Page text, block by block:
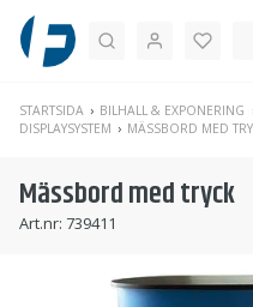
Sök
STARTSIDA BILHALL & EXPONERING
DISPLAYSYSTEM
MÄSSBORD MED
Mässbord med tryck
Art.nr: 739411